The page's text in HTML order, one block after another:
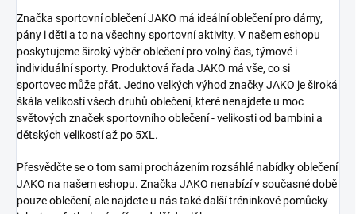
Značka sportovní oblečení JAKO má ideální oblečení pro dámy,
pány i děti a to na všechny sportovní aktivity. V našem eshopu
poskytujeme široký výběr oblečení pro volný čas, týmové i
individuální sporty. Produktová řada JAKO má vše, co si
sportovec může přát. Jedno velkých výhod značky JAKO je široká
škála velikostí všech druhů oblečení, které nenajdete u moc
světových značek sportovního oblečení - velikosti od bambini a
dětských velikostí až po 5XL.
Přesvědčte se o tom sami procházením rozsáhlé nabídky oblečení
JAKO na našem eshopu. Značka JAKO nenabízí v současné době
pouze oblečení, ale najdete u nás také další tréninkové pomůcky